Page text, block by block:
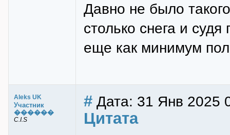
Давно не было
столько снега и
еще как минимум
Aleks UK
Участник
������
C.I.S
# Дата: 31 Янв 2025
Цитата